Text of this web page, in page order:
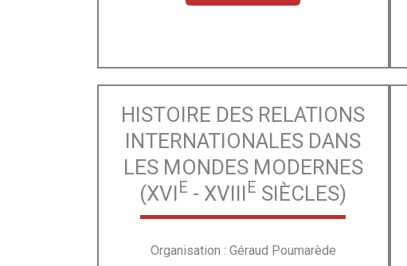
HISTOIRE DES RELATIONS
INTERNATIONALES DANS
LES MONDES MODERNES
(XVI E - XVIII E SIÈCLES)
Organisation : Géraud Poumarède